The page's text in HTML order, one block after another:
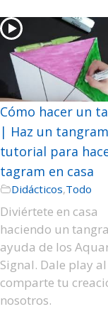
Cómo hacer un
| Haz un
tutorial para
tagram en casa
Didácticos,Todo
Diviértete en casa
haciendo un
ayuda de los
Signal. Dale play
comparte tu
nosotros.